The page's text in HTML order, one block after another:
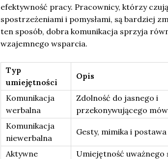
efektywność pracy. Pracownicy, którzy
spostrzeżeniami i pomysłami, są bardziej
ten sposób, dobra komunikacja sprzyja
wzajemnego wsparcia.
Typ
umiejętności
Opis
Komunikacja
werbalna
Zdolność do jasnego i
przekonywującego
Komunikacja
niewerbalna
Gesty, mimika i postawa
Aktywne
Umiejętność uważnego